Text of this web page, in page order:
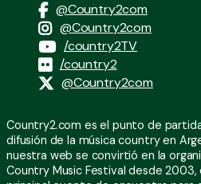
@Country2com
@Country2com
/country2TV
/country2
@Country2com
Country2.com es el punto de
difusión de la música country en
nuestra web se convirtió en la
Country Music Festival desde